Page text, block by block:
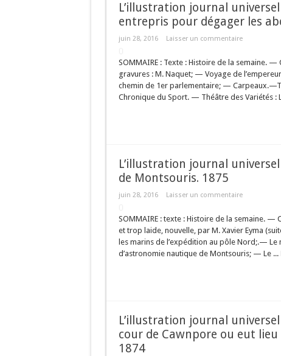
L’illustration journal
entrepris pour dégager les
juin 28, 2016 Laisser un commentaire
SOMMAIRE : Texte : Histoire de la semaine.
gravures : M. Naquet; — Voyage de
chemin de 1er parlementaire; —
Chronique du Sport. — Théâtre des Variétés :
L’illustration journal universel
de Montsouris. 1875
juin 28, 2016 Laisser un commentaire
SOMMAIRE : texte : Histoire de la semaine.
et trop laide, nouvelle, par M. Xavier Eyma
les marins de l’expédition au pôle Nord;.— Le
d’astronomie nautique de Montsouris; — Le ...
L’illustration journal
cour de Cawnpore ou eut
1874